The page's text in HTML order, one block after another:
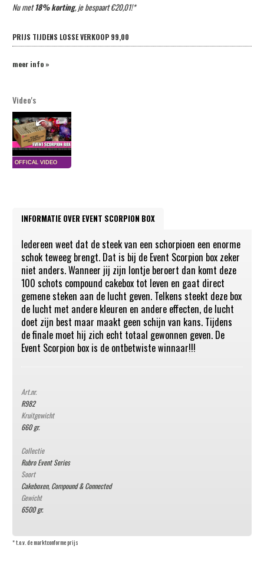
Nu met18% korting, je bespaart €20,01!*
PRIJS TIJDENS LOSSE VERKOOP 99,00
meer info »
Video's
INFORMATIE OVER EVENT SCORPION BOX
Iedereen weet dat de steek van een schorpioen een enorme
schok teweeg brengt. Dat is bij de Event Scorpion box zeker
niet anders. Wanneer jij zijn lontje beroert dan komt deze
100 schots compound cakebox tot leven en gaat direct
gemene steken aan de lucht geven. Telkens steekt deze box
de lucht met andere kleuren en andere effecten, de lucht
doet zijn best maar maakt geen schijn van kans. Tijdens
de finale moet hij zich echt totaal gewonnen geven. De
Event Scorpion box is de ontbetwiste winnaar!!!
Art.nr.
R982
Kruitgewicht
660 gr.
Collectie
Rubro Event Series
Soort
Cakeboxen, Compound & Connected
Gewicht
6500 gr.
* t.o.v. de marktconforme prijs